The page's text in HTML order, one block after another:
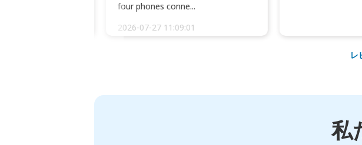
four phones conne...
2026-07-27 11:09:01
レ
私